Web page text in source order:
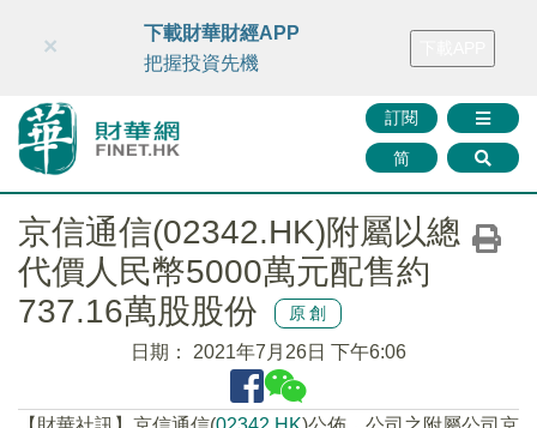
財華智庫網 FINTV FINMETA 財華證券 媒體矩陣
訂閱
简
×
下載財華財經APP
把握投資先機
京信通信(02342.HK)附屬以總
代價人民幣5000萬元配售約
737.16萬股股份
原創
日期： 2021年7月26日 下午6:06